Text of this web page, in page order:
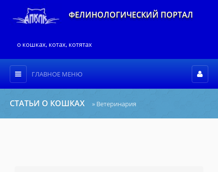
ФЕЛИНОЛОГИЧЕСКИЙ ПОРТАЛ
о кошках, котах, котятах
ГЛАВНОЕ МЕНЮ
СТАТЬИ О КОШКАХ » Ветеринария